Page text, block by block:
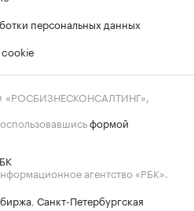
персональных данных
формой
агентство «РБК».
, Санкт-Петербургская